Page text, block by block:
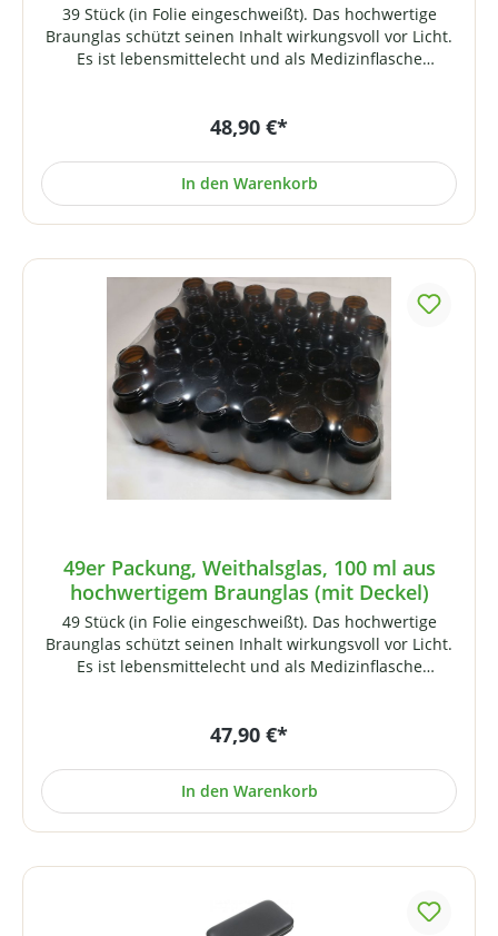
39 Stück (in Folie eingeschweißt). Das hochwertige
Braunglas schützt seinen Inhalt wirkungsvoll vor Licht.
Es ist lebensmittelecht und als Medizinflasche
(Schraubverschluss mit Press-Seal-Einlage). Technische
171 mlVerschluss: Schraubverschluss, schwarz
Grundform: rundHöhe (ohne Verschluss): ca. 99
41 mmGewicht (mit Deckel): ca. 125 g
48,90 €*
In den Warenkorb
49er Packung, Weithalsglas, 100 ml aus
hochwertigem Braunglas (mit Deckel)
49 Stück (in Folie eingeschweißt). Das hochwertige
Braunglas schützt seinen Inhalt wirkungsvoll vor Licht.
Es ist lebensmittelecht und als Medizinflasche
(Schraubverschluss mit Press-Seal-Einlage). Technische
Schraubverschluss, schwarz Grundform: rundHöhe
(ohne Verschluss): ca. 87 mmHöhe (Zylinder): ca. 55
47,90 €*
In den Warenkorb